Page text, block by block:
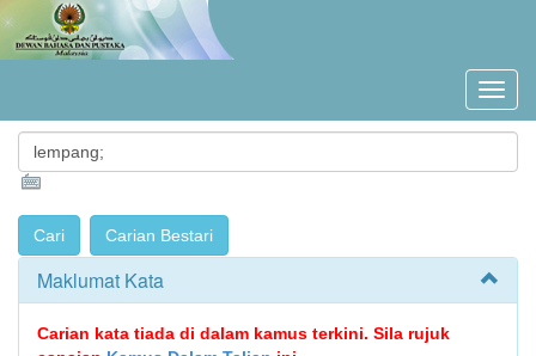
Maklumat Kata
Carian kata tiada di dalam kamus terkini. Sila rujuk